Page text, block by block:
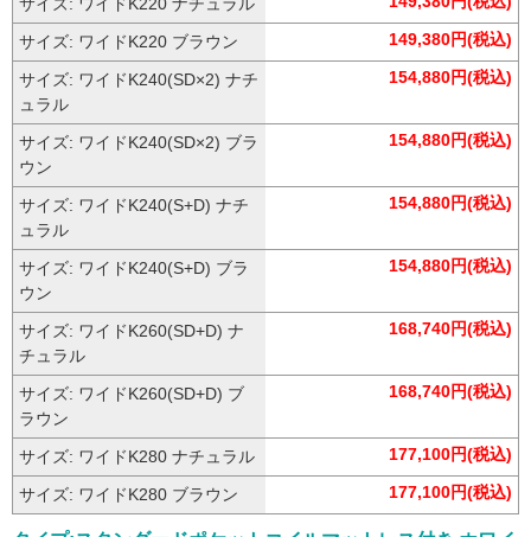
サイズ: ワイドK200 ブラウン 143,770円(税込)
サイズ: ワイドK220 ナチュラル 149,380円(税込)
サイズ: ワイドK220 ブラウン
サイズ: ワイドK240(SD×2) ナチ
ュラル
154,880円(税込)
サイズ: ワイドK240(SD×2) ブラ
ウン
154,880円(税込)
サイズ: ワイドK240(S+D) ナチ
ュラル
154,880円(税込)
サイズ: ワイドK240(S+D) ブラ
ウン
154,880円(税込)
サイズ: ワイドK260(SD+D) ナ
チュラル
168,740円(税込)
サイズ: ワイドK260(SD+D) ブ
ラウン
168,740円(税込)
サイズ: ワイドK280 ナチュラル 177,100円(税込)